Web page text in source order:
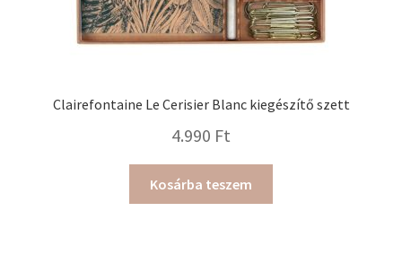
Clairefontaine Le Cerisier Blanc kiegészítő szett
4.990 Ft
Kosárba teszem